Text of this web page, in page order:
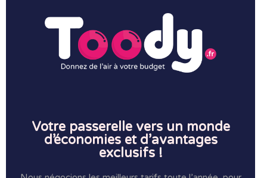
Votre passerelle vers un monde
d’économies et d’avantages
exclusifs !